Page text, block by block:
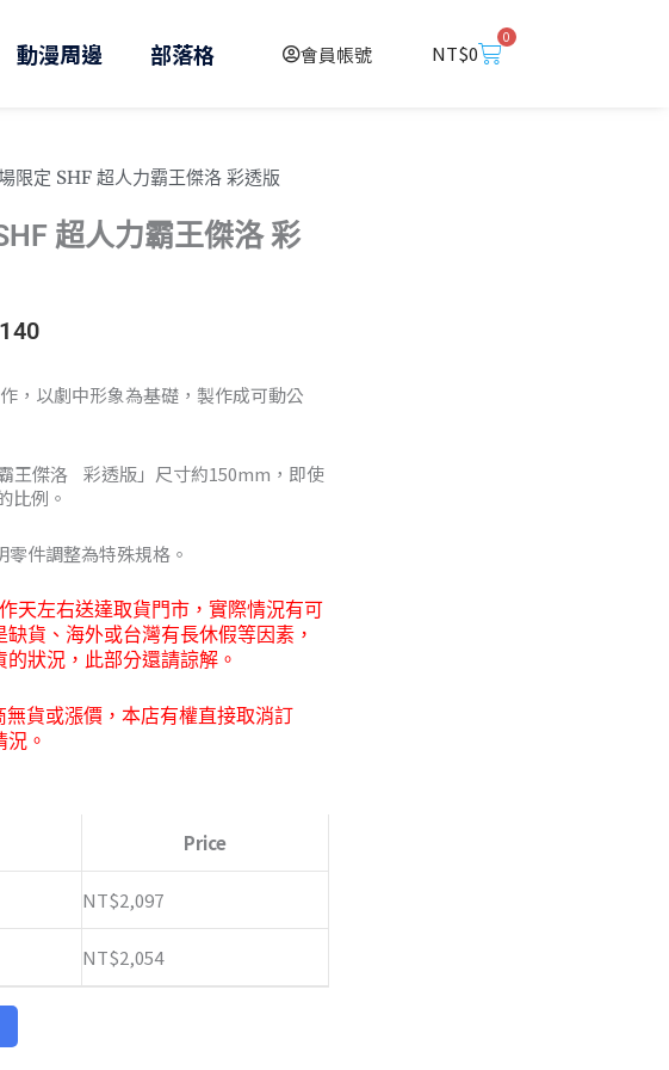
動漫周邊 部落格 會員帳號 NT$0
0
購
物
限定 SHF 超人力霸王傑洛 彩透版
超人力霸王傑洛 彩
價
圍：
到
NT$2,140
，以劇中形象為基礎，製作成可動公
王傑洛 彩透版」尺寸約150mm，即使
比例。
件調整為特殊規格。
天左右送達取貨門市， 實際情況有可
貨、海外或台灣有長休假等因素，
狀況，此部分還請諒解。
無貨或漲價，本店有權直接取消訂
。
Price
NT$2,097
NT$2,054